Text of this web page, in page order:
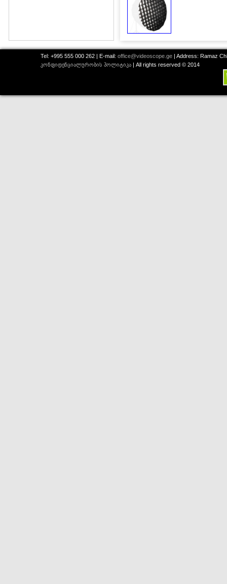
Tel: +995 555 000 262 | E-mail: office@videoscope.ge | Address: Ramaz
კონფიდენციალურობის პოლიტიკა | All rights reserved © 2014